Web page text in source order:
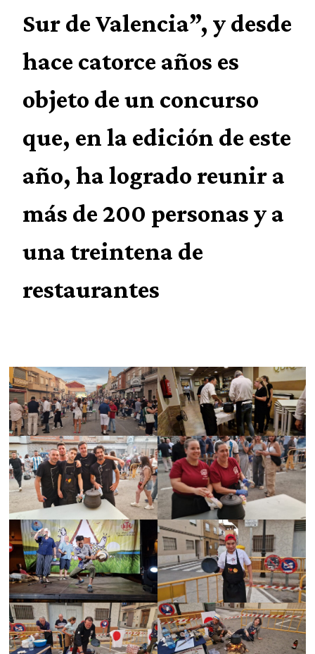
Sur de Valencia”, y desde
hace catorce años es
objeto de un concurso
que, en la edición de este
año, ha logrado reunir a
más de 200 personas y a
una treintena de
restaurantes